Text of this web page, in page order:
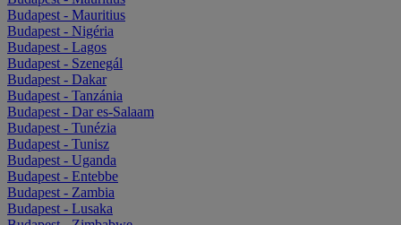
Budapest - Mauritius
Budapest - Nigéria
Budapest - Lagos
Budapest - Szenegál
Budapest - Dakar
Budapest - Tanzánia
Budapest - Dar es-Salaam
Budapest - Tunézia
Budapest - Tunisz
Budapest - Uganda
Budapest - Entebbe
Budapest - Zambia
Budapest - Lusaka